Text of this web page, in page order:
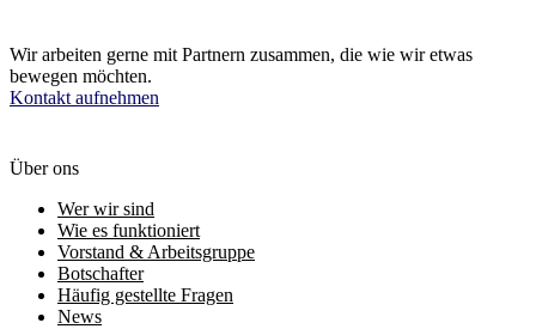
Wir arbeiten gerne mit Partnern zusammen, die wie wir etwas
bewegen möchten.
Kontakt aufnehmen
Über ons
Wer wir sind
Wie es funktioniert
Vorstand & Arbeitsgruppe
Botschafter
Häufig gestellte Fragen
News